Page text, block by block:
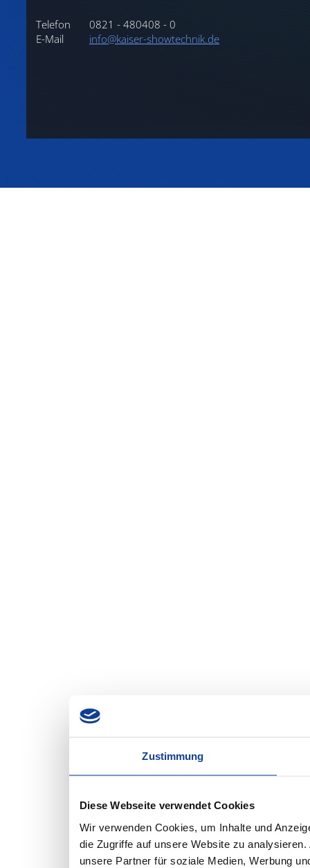
Zustimmung
Diese Webseite verwendet Cookies
Wir verwenden Cookies, um Inhalte und
die Zugriffe auf unsere Website zu
unsere Partner für soziale Medien, Werbung
Telefon
0821 - 480408 - 0
E-Mail
info@kaiser-showtechnik.de